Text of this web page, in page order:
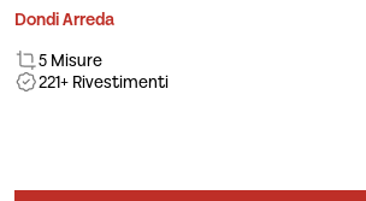
Dondi Arreda
5 Misure
221+ Rivestimenti